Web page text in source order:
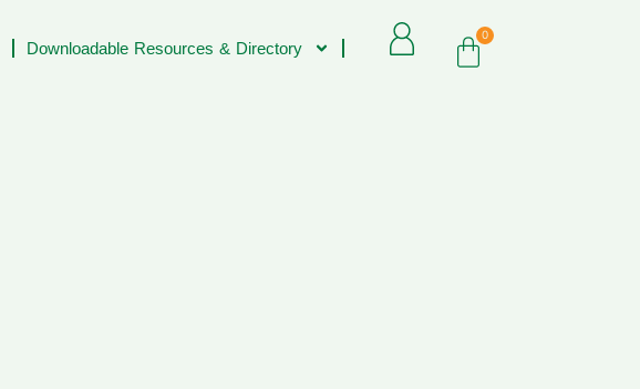
Downloadable Resources & Directory
0